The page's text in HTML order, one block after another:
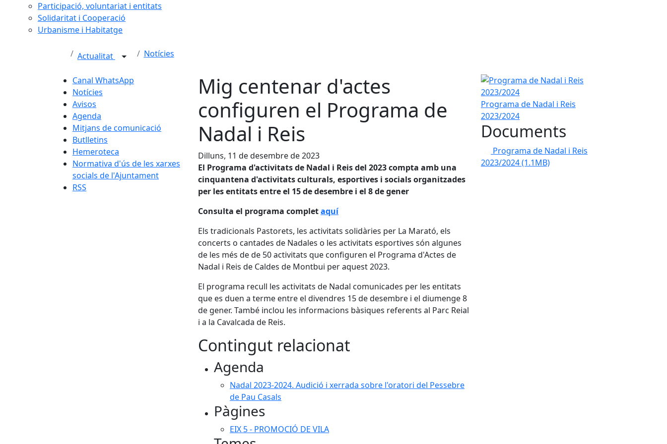
Participació, voluntariat i entitats
Solidaritat i Cooperació
Urbanisme i Habitatge
Actualitat Notícies
Canal WhatsApp
Notícies
Avisos
Agenda
Mitjans de comunicació
Butlletins
Hemeroteca
Normativa d'ús de les xarxes
socials de l'Ajuntament
RSS
Mig centenar d'actes
configuren el Programa de
Nadal i Reis
Dilluns, 11 de desembre de 2023
El Programa d'activitats de Nadal i Reis del 2023 compta amb una
cinquantena d'activitats culturals, esportives i socials organitzades
per les entitats entre el 15 de desembre i el 8 de gener
Consulta el programa completaquí
Els tradicionals Pastorets, les activitats solidàries per La Marató, els
concerts o cantades de Nadales o les activitats esportives són algunes
de les més de de 50 activitats que configuren el Programa d'Actes de
Nadal i Reis de Caldes de Montbui per aquest 2023.
El programa recull les activitats de Nadal comunicades per les entitats
que es duen a terme entre el divendres 15 de desembre i el diumenge 8
de gener. També inclou les informacions bàsiques referents al Parc Reial
i a la Cavalcada de Reis.
Contingut relacionat
Agenda
Nadal 2023-2024. Audició i xerrada sobre l'oratori del Pessebre
de Pau Casals
Pàgines
EIX 5 - PROMOCIÓ DE VILA
Programa de Nadal i Reis 2023/2024
Programa de Nadal i Reis
2023/2024
Documents
Programa de Nadal i Reis
2023/2024(1.1MB)